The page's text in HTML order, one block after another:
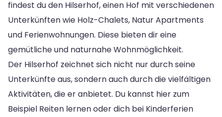
findest du den Hilserhof, einen Hof mit verschiedenen
Unterkünften wie Holz-Chalets, Natur Apartments
und Ferienwohnungen. Diese bieten dir eine
gemütliche und naturnahe Wohnmöglichkeit.
Der Hilserhof zeichnet sich nicht nur durch seine
Unterkünfte aus, sondern auch durch die vielfältigen
Aktivitäten, die er anbietet. Du kannst hier zum
Beispiel Reiten lernen oder dich bei Kinderferien